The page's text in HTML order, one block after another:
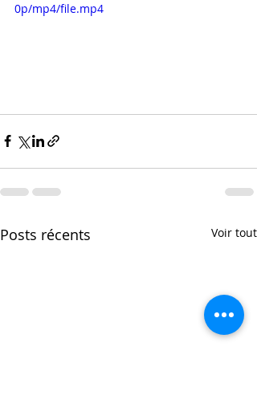
0p/mp4/file.mp4
Posts récents Voir tout